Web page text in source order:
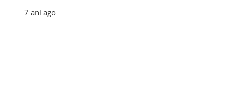
7 ani ago